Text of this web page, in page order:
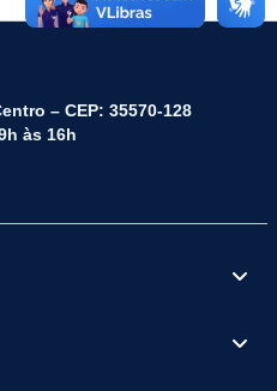
– CEP: 35570-128
às 16h